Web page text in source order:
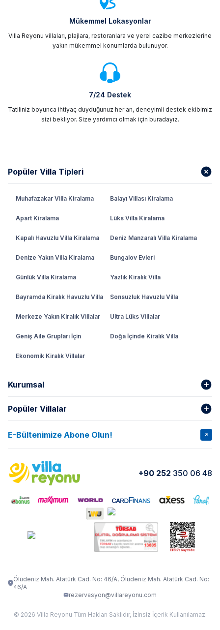
Mükemmel Lokasyonlar
Villa Reyonu villaları, plajlara, restoranlara ve yerel cazibe merkezlerine
yakın mükemmel konumlarda bulunuyor.
7/24 Destek
Tatiliniz boyunca ihtiyaç duyduğunuz her an, deneyimli destek ekibimiz
sizi bekliyor. Size yardımcı olmak için buradayız.
Popüler Villa Tipleri
Muhafazakar Villa Kiralama Balayı Villası Kiralama
Apart Kiralama Lüks Villa Kiralama
Kapalı Havuzlu Villa Kiralama Deniz Manzaralı Villa Kiralama
Denize Yakın Villa Kiralama Bungalov Evleri
Günlük Villa Kiralama Yazlık Kiralık Villa
Bayramda Kiralık Havuzlu Villa Sonsuzluk Havuzlu Villa
Merkeze Yakın Kiralık Villalar Ultra Lüks Villalar
Geniş Aile Grupları İçin Doğa İçinde Kiralık Villa
Ekonomik Kiralık Villalar
Kurumsal
Hakkımızda
İptal Şartları Banka Hesapları
Kurumsal Blog
Yorumlar Nasıl Kiralarım
Popüler Villalar
VİLLA SALKIM VİLLA SLAY 1
VİLLA OLENNA 1 VİLLA MERT
VILLA ADRIMA 1
VİLLA TİAMO VİLLA ZEYTİN DALI
VILLA ELMALI
E-Bültenimize Abone Olun!
+90 252 350 06 48
Ölüdeniz Mah. Atatürk Cad. No: 46/A, Ölüdeniz Mah. Atatürk Cad. No:
46/A
rezervasyon@villareyonu.com
© 2026 Villa Reyonu Tüm Hakları Saklıdır, İzinsiz İçerik Kullanılamaz.